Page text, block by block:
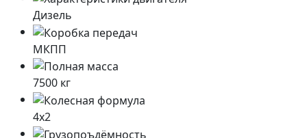
Дизель
МКПП
7500 кг
4x2